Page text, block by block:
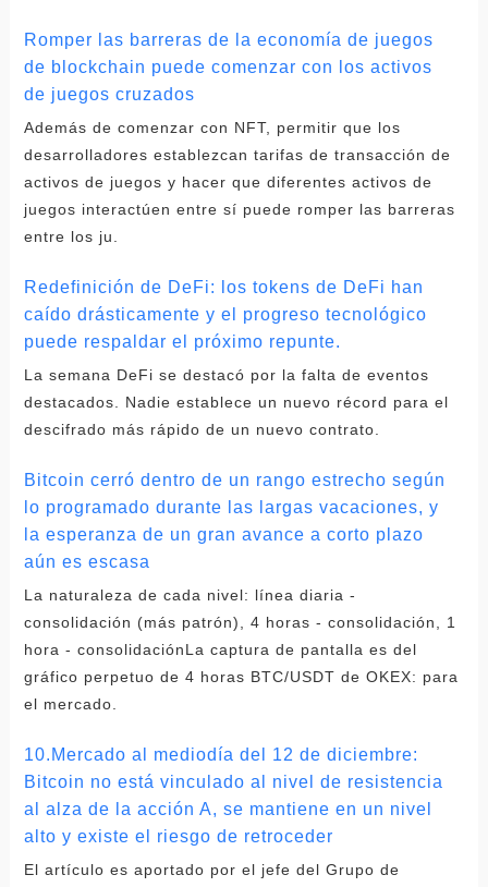
Romper las barreras de la economía de juegos
de blockchain puede comenzar con los activos
de juegos cruzados
Además de comenzar con NFT, permitir que los
desarrolladores establezcan tarifas de transacción de
activos de juegos y hacer que diferentes activos de
juegos interactúen entre sí puede romper las barreras
entre los ju.
Redefinición de DeFi: los tokens de DeFi han
caído drásticamente y el progreso tecnológico
puede respaldar el próximo repunte.
La semana DeFi se destacó por la falta de eventos
destacados. Nadie establece un nuevo récord para el
descifrado más rápido de un nuevo contrato.
Bitcoin cerró dentro de un rango estrecho según
lo programado durante las largas vacaciones, y
la esperanza de un gran avance a corto plazo
aún es escasa
La naturaleza de cada nivel: línea diaria -
consolidación (más patrón), 4 horas - consolidación, 1
hora - consolidaciónLa captura de pantalla es del
gráfico perpetuo de 4 horas BTC/USDT de OKEX: para
el mercado.
10.Mercado al mediodía del 12 de diciembre:
Bitcoin no está vinculado al nivel de resistencia
al alza de la acción A, se mantiene en un nivel
alto y existe el riesgo de retroceder
El artículo es aportado por el jefe del Grupo de